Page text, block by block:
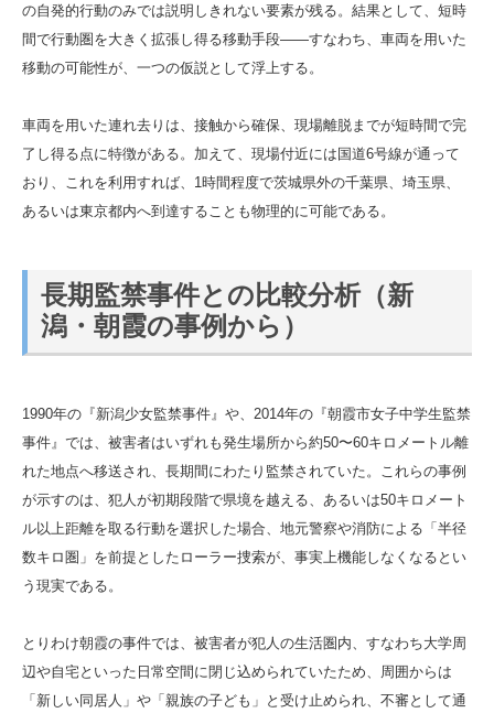
の自発的行動のみでは説明しきれない要素が残る。結果として、短時
間で行動圏を大きく拡張し得る移動手段――すなわち、車両を用いた
移動の可能性が、一つの仮説として浮上する。
車両を用いた連れ去りは、接触から確保、現場離脱までが短時間で完
了し得る点に特徴がある。加えて、現場付近には国道6号線が通って
おり、これを利用すれば、1時間程度で茨城県外の千葉県、埼玉県、
あるいは東京都内へ到達することも物理的に可能である。
長期監禁事件との比較分析（新
潟・朝霞の事例から）
1990年の『新潟少女監禁事件』や、2014年の『朝霞市女子中学生監禁
事件』では、被害者はいずれも発生場所から約50〜60キロメートル離
れた地点へ移送され、長期間にわたり監禁されていた。これらの事例
が示すのは、犯人が初期段階で県境を越える、あるいは50キロメート
ル以上距離を取る行動を選択した場合、地元警察や消防による「半径
数キロ圏」を前提としたローラー捜索が、事実上機能しなくなるとい
う現実である。
とりわけ朝霞の事件では、被害者が犯人の生活圏内、すなわち大学周
辺や自宅といった日常空間に閉じ込められていたため、周囲からは
「新しい同居人」や「親族の子ども」と受け止められ、不審として通